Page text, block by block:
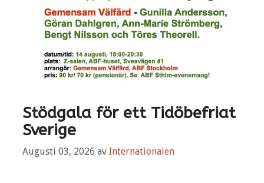
Stödgala för ett Tidöbefriat
Sverige
Augusti 03, 2026 av Internationalen